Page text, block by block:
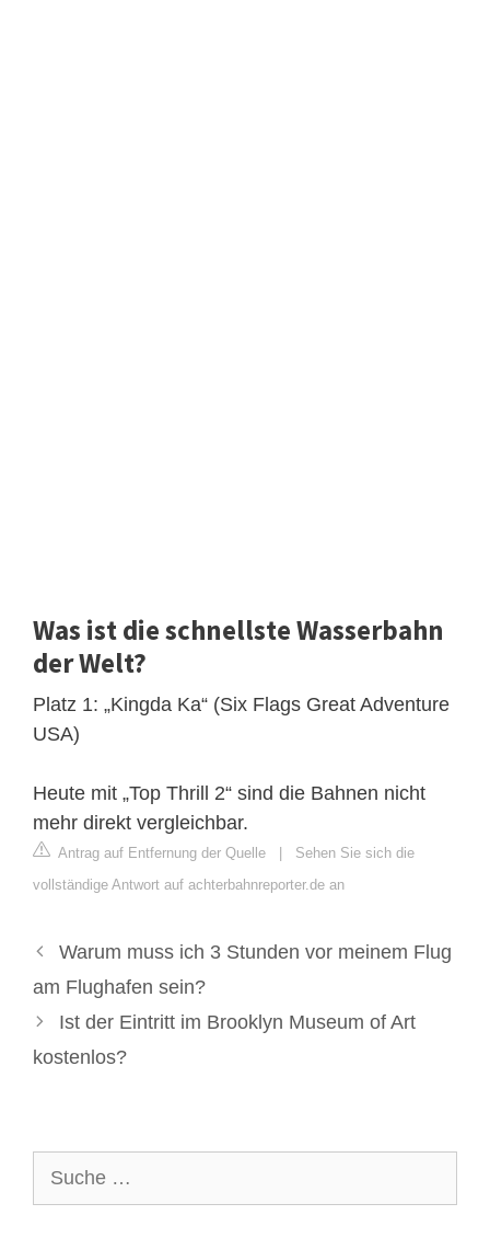
Was ist die schnellste Wasserbahn
der Welt?
Platz 1: „Kingda Ka“ (Six Flags Great Adventure
USA)
Heute mit „Top Thrill 2“ sind die Bahnen nicht
mehr direkt vergleichbar.
Antrag auf Entfernung der Quelle | Sehen Sie sich die
vollständige Antwort auf achterbahnreporter.de an
Warum muss ich 3 Stunden vor meinem Flug
am Flughafen sein?
Ist der Eintritt im Brooklyn Museum of Art
kostenlos?
nach: